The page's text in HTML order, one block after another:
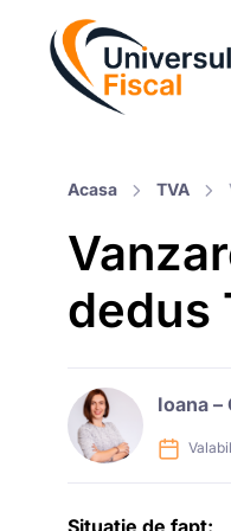
Acasa TVA
dedus
Ioana –